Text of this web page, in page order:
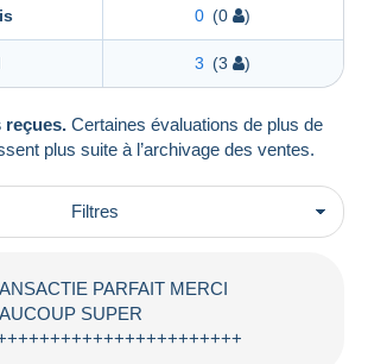
0 (0 )
3 (3 )
reçues. Certaines évaluations de plus de
plus suite à l’archivage des ventes.
Filtres
PARFAIT MERCI
SUPER